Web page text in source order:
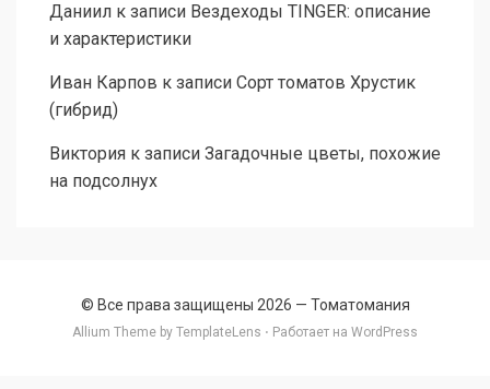
Даниил к записи Вездеходы TINGER: описание
и характеристики
Иван Карпов к записи Сорт томатов Хрустик
(гибрид)
Виктория к записи Загадочные цветы, похожие
на подсолнух
© Все права защищены 2026 — Томатомания
Allium Theme by TemplateLens ⋅ Работает на WordPress